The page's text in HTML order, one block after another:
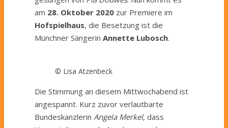
am 28. Oktober 2020 zur Premiere im
Hofspielhaus, die Besetzung ist die
Münchner Sängerin Annette Lubosch.
© Lisa Atzenbeck
Die Stimmung an diesem Mittwochabend ist
angespannt. Kurz zuvor verlautbarte
Bundeskanzlerin Angela Merkel, dass